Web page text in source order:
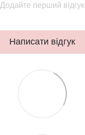
Додайте перший відгук
Написати відгук